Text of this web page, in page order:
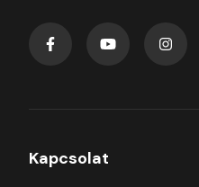
Kapcsolat